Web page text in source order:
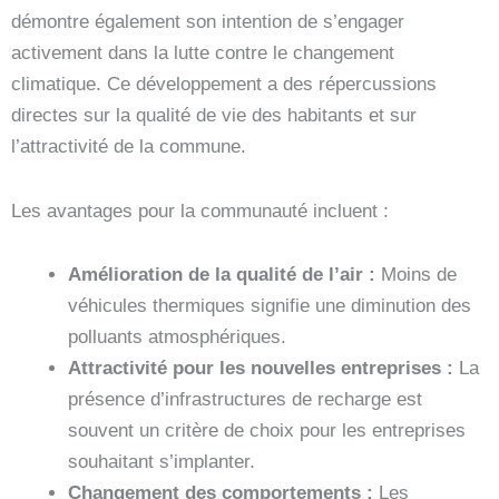
démontre également son intention de s’engager
activement dans la lutte contre le changement
climatique. Ce développement a des répercussions
directes sur la qualité de vie des habitants et sur
l’attractivité de la commune.
Les avantages pour la communauté incluent :
Amélioration de la qualité de l’air : Moins de
véhicules thermiques signifie une diminution des
polluants atmosphériques.
Attractivité pour les nouvelles entreprises : La
présence d’infrastructures de recharge est
souvent un critère de choix pour les entreprises
souhaitant s’implanter.
Changement des comportements : Les